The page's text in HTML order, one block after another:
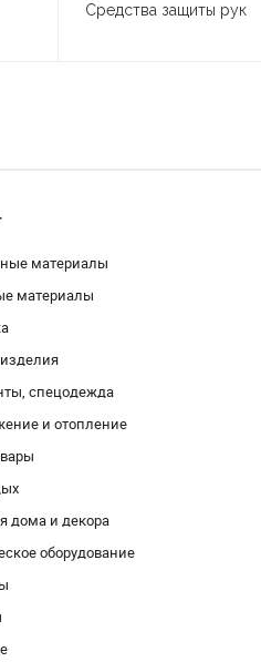
Средства защиты рук
материалы
материалы
спецодежда
и отопление
дома и декора
оборудование